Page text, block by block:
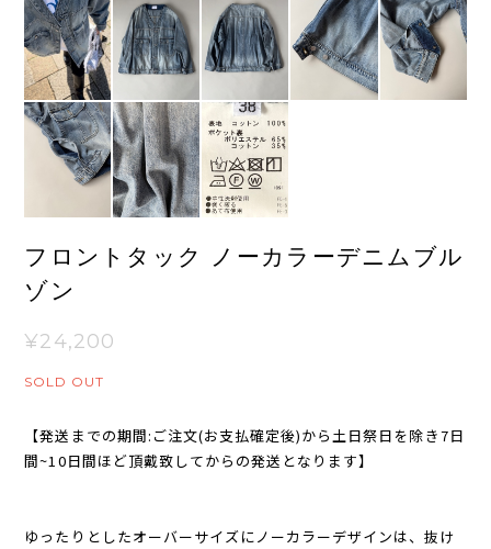
フロントタック ノーカラーデニムブル
ゾン
¥24,200
SOLD OUT
【発送までの期間:ご注文(お支払確定後)から土日祭日を除き7日
間~10日間ほど頂戴致してからの発送となります】
ゆったりとしたオーバーサイズにノーカラーデザインは、抜け